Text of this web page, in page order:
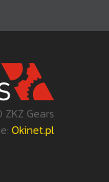
Gears
Okinet.pl